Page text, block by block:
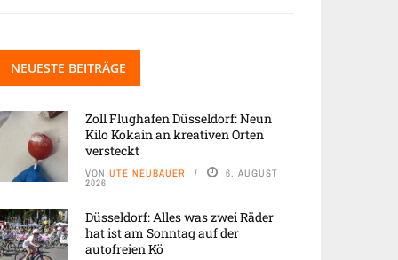
NEUESTE BEITRÄGE
Zoll Flughafen Düsseldorf: Neun
Kilo Kokain an kreativen Orten
versteckt
VON UTE NEUBAUER 6. AUGUST
2026
Düsseldorf: Alles was zwei Räder
hat ist am Sonntag auf der
autofreien Kö